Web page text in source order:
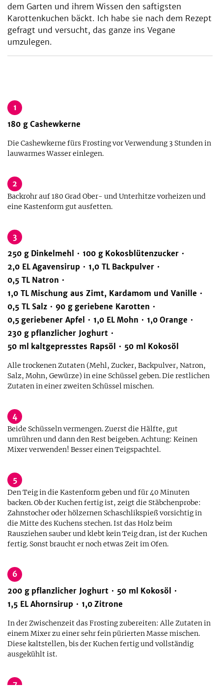
dem Garten und ihrem Wissen den saftigsten
Karottenkuchen bäckt. Ich habe sie nach dem Rezept
gefragt und versucht, das ganze ins Vegane
umzulegen.
1
180 g Cashewkerne
Die Cashewkerne fürs Frosting vor Verwendung 3 Stunden in
lauwarmes Wasser einlegen.
2
Backrohr auf 180 Grad Ober- und Unterhitze vorheizen und
eine Kastenform gut ausfetten.
3
250 g Dinkelmehl 100 g Kokosblütenzucker
2,0 EL Agavensirup 1,0 TL Backpulver
0,5 TL Natron
1,0 TL Mischung aus Zimt, Kardamom und Vanille
0,5 TL Salz 90 g geriebene Karotten
0,5 geriebener Apfel 1,0 EL Mohn 1,0 Orange
230 g pflanzlicher Joghurt
50 ml kaltgepresstes Rapsöl 50 ml Kokosöl
Alle trockenen Zutaten (Mehl, Zucker, Backpulver, Natron,
Salz, Mohn, Gewürze) in eine Schüssel geben. Die restlichen
Zutaten in einer zweiten Schüssel mischen.
4
Beide Schüsseln vermengen. Zuerst die Hälfte, gut
umrühren und dann den Rest beigeben. Achtung: Keinen
Mixer verwenden! Besser einen Teigspachtel.
5
Den Teig in die Kastenform geben und für 40 Minuten
backen. Ob der Kuchen fertig ist, zeigt die Stäbchenprobe:
Zahnstocher oder hölzernen Schaschlikspieß vorsichtig in
die Mitte des Kuchens stechen. Ist das Holz beim
Rausziehen sauber und klebt kein Teig dran, ist der Kuchen
fertig. Sonst braucht er noch etwas Zeit im Ofen.
6
200 g pflanzlicher Joghurt 50 ml Kokosöl
1,5 EL Ahornsirup 1,0 Zitrone
In der Zwischenzeit das Frosting zubereiten: Alle Zutaten in
einem Mixer zu einer sehr fein pürierten Masse mischen.
Diese kaltstellen, bis der Kuchen fertig und vollständig
ausgekühlt ist.